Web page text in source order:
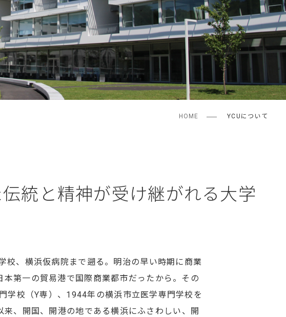
HOME YCUについて
統と精神が受け継がれる大学
校、横浜仮病院まで遡る。明治の早い時期に商業
第一の貿易港で国際商業都市だったから。その
学校（Y専）、1944年の横浜市立医学専門学校を
、開国、開港の地である横浜にふさわしい、開